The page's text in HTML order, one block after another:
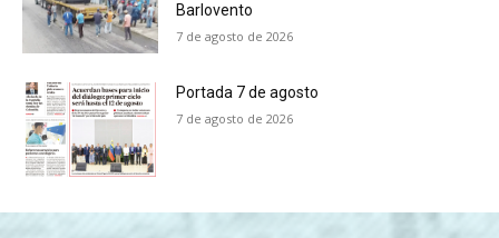
Barlovento
7 de agosto de 2026
Portada 7 de agosto
7 de agosto de 2026